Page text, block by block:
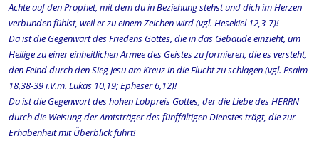
Achte auf den Prophet, mit dem du in Beziehung stehst und dich im Herzen
verbunden fühlst, weil er zu einem Zeichen wird (vgl. Hesekiel 12,3-7)!
Da ist die Gegenwart des Friedens Gottes, die in das Gebäude einzieht, um
Heilige zu einer einheitlichen Armee des Geistes zu formieren, die es versteht,
den Feind durch den Sieg Jesu am Kreuz in die Flucht zu schlagen (vgl. Psalm
18,38-39 i.V.m. Lukas 10,19; Epheser 6,12)!
Da ist die Gegenwart des hohen Lobpreis Gottes, der die Liebe des HERRN
durch die Weisung der Amtsträger des fünffältigen Dienstes trägt, die zur
Erhabenheit mit Überblick führt!